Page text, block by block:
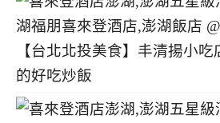
【台北北投美食】丰清揚小
的好吃炒飯